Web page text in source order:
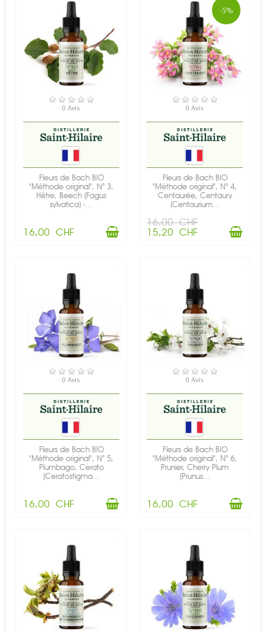
EN STOCK
0 Avis
Fleurs de Bach BIO
"Méthode original", N° 3,
Hêtre, Beech (Fagus
sylvatica) -...
16,00 CHF
-5%
EN STOCK
0 Avis
Fleurs de Bach BIO
"Méthode original", N° 4,
Centaurée, Centaury
(Centaurium...
16,00 CHF
15,20 CHF
EN STOCK
0 Avis
Fleurs de Bach BIO
"Méthode original", N° 5,
Plumbago, Cerato
(Ceratostigma...
16,00 CHF
EN STOCK
0 Avis
Fleurs de Bach BIO
"Méthode original", N° 6,
Prunier, Cherry Plum
(Prunus...
16,00 CHF